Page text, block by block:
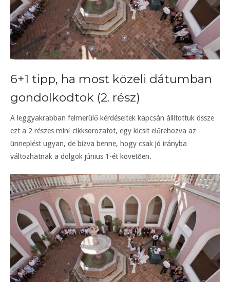
6+1 tipp, ha most közeli dátumban
gondolkodtok (2. rész)
A leggyakrabban felmerülő kérdéseitek kapcsán állítottuk össze
ezt a 2 részes mini-cikksorozatot, egy kicsit előrehozva az
ünneplést ugyan, de bízva benne, hogy csak jó irányba
változhatnak a dolgok június 1-ét követően.